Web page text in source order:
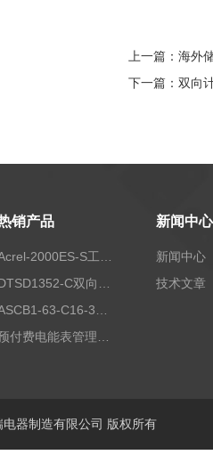
上一篇： 海外
下一篇： 双向
销产品 新闻中心
新闻中心
技术文章
器制造有限公司 版权所有